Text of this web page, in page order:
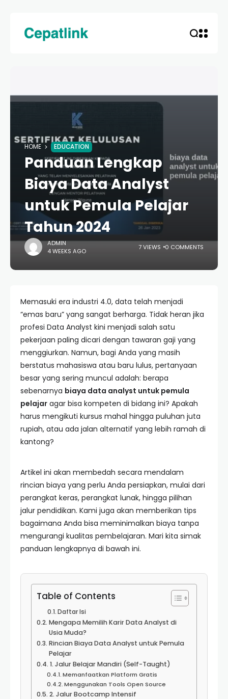
HOME EDUCATION
Panduan Lengkap
Biaya Data Analyst
untuk Pemula Pelajar
Tahun 2024
ADMIN
4 WEEKS AGO
7 VIEWS 0 COMMENTS
Memasuki era industri 4.0, data telah menjadi
“emas baru” yang sangat berharga. Tidak heran jika
profesi Data Analyst kini menjadi salah satu
pekerjaan paling dicari dengan tawaran gaji yang
menggiurkan. Namun, bagi Anda yang masih
berstatus mahasiswa atau baru lulus, pertanyaan
besar yang sering muncul adalah: berapa
sebenarnya biaya data analyst untuk pemula
pelajar agar bisa kompeten di bidang ini? Apakah
harus mengikuti kursus mahal hingga puluhan juta
rupiah, atau ada jalan alternatif yang lebih ramah di
kantong?
Artikel ini akan membedah secara mendalam
rincian biaya yang perlu Anda persiapkan, mulai dari
perangkat keras, perangkat lunak, hingga pilihan
jalur pendidikan. Kami juga akan memberikan tips
bagaimana Anda bisa meminimalkan biaya tanpa
mengurangi kualitas pembelajaran. Mari kita simak
panduan lengkapnya di bawah ini.
Table of Contents
Daftar Isi
Mengapa Memilih Karir Data Analyst di
Usia Muda?
Rincian Biaya Data Analyst untuk Pemula
Pelajar
1. Jalur Belajar Mandiri (Self-Taught)
Memanfaatkan Platform Gratis
Menggunakan Tools Open Source
2. Jalur Bootcamp Intensif